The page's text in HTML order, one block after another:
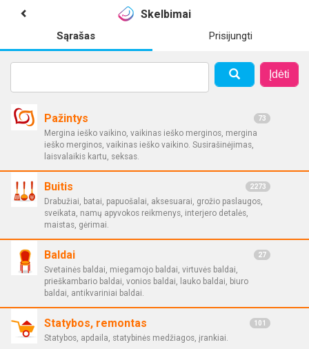
Skelbimai
Sąrašas Prisijungti
Įdėti
Pažintys 73
Mergina ieško vaikino, vaikinas ieško merginos, mergina
ieško merginos, vaikinas ieško vaikino. Susirašinėjimas,
laisvalaikis kartu, seksas.
Buitis 2273
Drabužiai, batai, papuošalai, aksesuarai, grožio paslaugos,
sveikata, namų apyvokos reikmenys, interjero detalės,
maistas, gėrimai.
Baldai 27
Svetainės baldai, miegamojo baldai, virtuvės baldai,
prieškambario baldai, vonios baldai, lauko baldai, biuro
baldai, antikvariniai baldai.
Statybos, remontas 101
Statybos, apdaila, statybinės medžiagos, įrankiai.